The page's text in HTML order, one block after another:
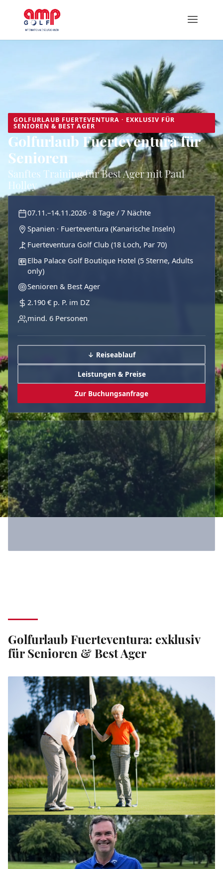
GOLFURLAUB FUERTEVENTURA · EXKLUSIV FÜR
SENIOREN & BEST AGER
Golfurlaub Fuerteventura für
Senioren
Sanftes Training für Best Ager mit Paul
Holley
07.11.–14.11.2026 · 8 Tage / 7 Nächte
Spanien · Fuerteventura (Kanarische Inseln)
Fuerteventura Golf Club (18 Loch, Par 70)
Elba Palace Golf Boutique Hotel (5 Sterne, Adults
only)
Senioren & Best Ager
2.190 € p. P. im DZ
mind. 6 Personen
↓ Reiseablauf
Leistungen & Preise
Zur Buchungsanfrage
Golfurlaub Fuerteventura: exklusiv
für Senioren & Best Ager